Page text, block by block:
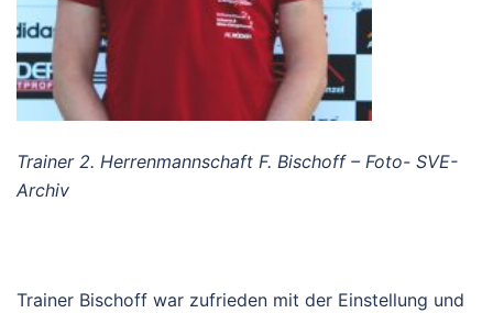
Trainer 2. Herrenmannschaft F. Bischoff – Foto- SVE-
Archiv
Trainer Bischoff war zufrieden mit der Einstellung und